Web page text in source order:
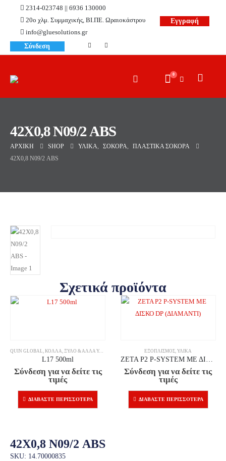
2314-023748 || 6936 130000
20ο χλμ. Συμμαχικής, ΒΙ.ΠΕ. Ωραιοκάστρου
info@gluesolutions.gr
Εγγραφή
Σύνδεση
0
42X0,8 Ν09/2 ABS
ΑΡΧΙΚΉ SHOP ΥΛΙΚΆ, ΣΌΚΟΡΑ,
ΠΛΑΣΤΙΚΆ ΣΌΚΟΡΑ
42X0,8 Ν09/2 ABS
Σχετικά προϊόντα
QUIN GLOBAL,ΚΌΛΛΑ,ΞΎΛΟ & ΆΛΛΑ ΥΛΙΚΆ
L17 500ml
Σύνδεση για να δείτε τις
τιμές
ΔΙΑΒΆΣΤΕ ΠΕΡΙΣΣΌΤΕΡΑ
ΕΞΟΠΛΙΣΜΌΣ,ΥΛΙΚΆ
ZETA P2 P-SYSTEM ΜΕ ΔΙΣΚΟ DP (ΔΙΑΜΑΝΤΙ)
Σύνδεση για να δείτε τις
τιμές
ΔΙΑΒΆΣΤΕ ΠΕΡΙΣΣΌΤΕΡΑ
42X0,8 Ν09/2 ABS
SKU: 14.70000835